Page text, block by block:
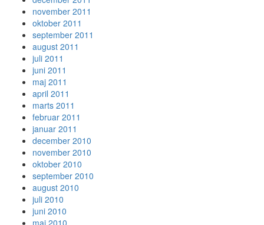
november 2011
oktober 2011
september 2011
august 2011
juli 2011
juni 2011
maj 2011
april 2011
marts 2011
februar 2011
januar 2011
december 2010
november 2010
oktober 2010
september 2010
august 2010
juli 2010
juni 2010
maj 2010